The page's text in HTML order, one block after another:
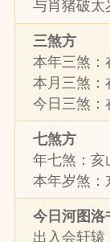
与肖猪破太
三煞方
本年三煞：
本月三煞：
今日三煞：
七煞方
年七煞：
本年岁煞
今日河图洛
出入会轩辕